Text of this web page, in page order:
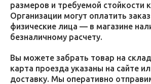
размеров и требуемой стойкости
Организации могут оплатить
физические лица — в магазине
безналичному расчету.
Вы можете забрать товар на
карта проезда указаны на сайте
доставку. Мы оперативно